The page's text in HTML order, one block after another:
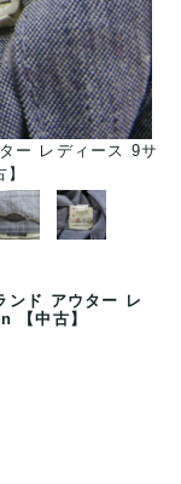
ー レディース 9サ
ンド アウター レ
【中古】